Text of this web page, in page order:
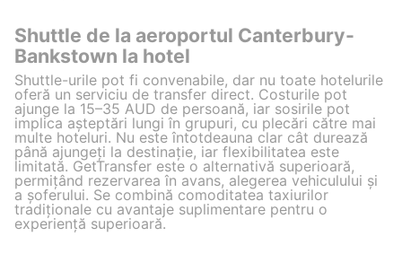
Shuttle de la aeroportul Canterbury-
Bankstown la hotel
Shuttle-urile pot fi convenabile, dar nu toate hotelurile
oferă un serviciu de transfer direct. Costurile pot
ajunge la 15–35 AUD de persoană, iar sosirile pot
implica așteptări lungi în grupuri, cu plecări către mai
multe hoteluri. Nu este întotdeauna clar cât durează
până ajungeți la destinație, iar flexibilitatea este
limitată. GetTransfer este o alternativă superioară,
permițând rezervarea în avans, alegerea vehiculului și
a șoferului. Se combină comoditatea taxiurilor
tradiționale cu avantaje suplimentare pentru o
experiență superioară.